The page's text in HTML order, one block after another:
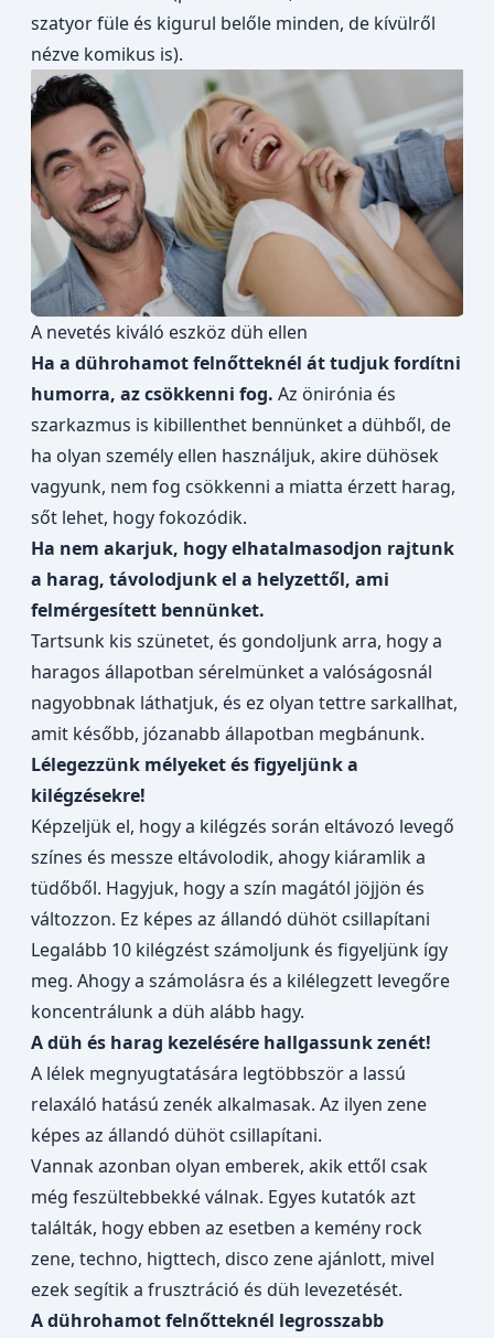
szatyor füle és kigurul belőle minden, de kívülről
nézve komikus is).
A nevetés kiváló eszköz düh ellen
Ha a dührohamot felnőtteknél át tudjuk fordítni
humorra, az csökkenni fog. Az önirónia és
szarkazmus is kibillenthet bennünket a dühből, de
ha olyan személy ellen használjuk, akire dühösek
vagyunk, nem fog csökkenni a miatta érzett harag,
sőt lehet, hogy fokozódik.
Ha nem akarjuk, hogy elhatalmasodjon rajtunk
a harag, távolodjunk el a helyzettől, ami
felmérgesített bennünket.
Tartsunk kis szünetet, és gondoljunk arra, hogy a
haragos állapotban sérelmünket a valóságosnál
nagyobbnak láthatjuk, és ez olyan tettre sarkallhat,
amit később, józanabb állapotban megbánunk.
Lélegezzünk mélyeket és figyeljünk a
kilégzésekre!
Képzeljük el, hogy a kilégzés során eltávozó levegő
színes és messze eltávolodik, ahogy kiáramlik a
tüdőből. Hagyjuk, hogy a szín magától jöjjön és
változzon. Ez képes az állandó dühöt csillapítani
Legalább 10 kilégzést számoljunk és figyeljünk így
meg. Ahogy a számolásra és a kilélegzett levegőre
koncentrálunk a düh alább hagy.
A düh és harag kezelésére hallgassunk zenét!
A lélek megnyugtatására legtöbbször a lassú
relaxáló hatású zenék alkalmasak. Az ilyen zene
képes az állandó dühöt csillapítani.
Vannak azonban olyan emberek, akik ettől csak
még feszültebbekké válnak. Egyes kutatók azt
találták, hogy ebben az esetben a kemény rock
zene, techno, higttech, disco zene ajánlott, mivel
ezek segítik a frusztráció és düh levezetését.
A dührohamot felnőtteknél legrosszabb